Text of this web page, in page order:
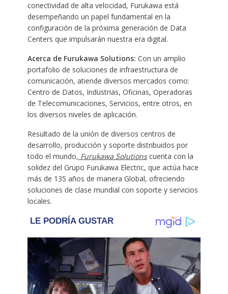
conectividad de alta velocidad, Furukawa está
desempeñando un papel fundamental en la
configuración de la próxima generación de Data
Centers que impulsarán nuestra era digital.
Acerca de Furukawa Solutions: Con un amplio
portafolio de soluciones de infraestructura de
comunicación, atiende diversos mercados como:
Centro de Datos, Industrias, Oficinas, Operadoras
de Telecomunicaciones, Servicios, entre otros, en
los diversos niveles de aplicación.
Resultado de la unión de diversos centros de
desarrollo, producción y soporte distribuidos por
todo el mundo, Furukawa Solutionscuenta con la
solidez del Grupo Furukawa Electric, que actúa hace
más de 135 años de manera Global, ofreciendo
soluciones de clase mundial con soporte y servicios
locales.